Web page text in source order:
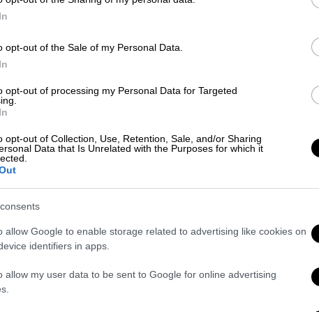
opt-out of the Sale of my Personal Data.
opt-out of processing my Personal Data for Targeted
opt-out of Collection, Use, Retention, Sale, and/or Sharing
Data that Is Unrelated with the Purposes for which it
allow Google to enable storage related to advertising like cookies on
identifiers in apps.
allow my user data to be sent to Google for online advertising
ότιέγινε προσπάθεια
του τηλεφώνου με το σύστημα
ηγέτης δεν συζητάει ποτέ στο κινητό
αρχηγός και συζητάς τέτοια πράγματα
αρχηγός. Όλοι οι σοβαροί
άλλο που θα στο πω από κοντά"»
να ζούμε σε μια χώρα που δε
παρακολουθούν πολλοί για διάφορους